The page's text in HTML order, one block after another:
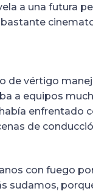
a una futura
de vértigo
a equipos
enfrentado
de
con fuego
sudamos,